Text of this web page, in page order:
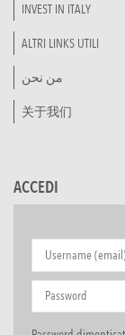
INVEST IN ITALY
ALTRI LINKS UTILI
من نحن
关于我们
ACCEDI